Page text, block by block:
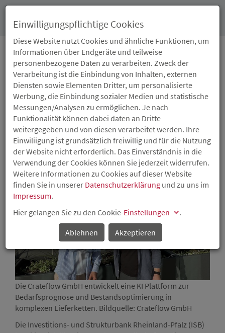
13.04.2026
ISB BETEILIGT SICH AN
DER CRATEFLOW GMBH
AUS WORMS
Optimierung datenbasierter Lieferkettenplanung mit KI
Die Crateflow GmbH entwickelt eine KI Plattform zur
Bedarfsprognose und Bestandsoptimierung in
komplexen Lieferketten. Bildquelle: Crateflow GmbH
Die Investitions- und Strukturbank Rheinland-Pfalz (ISB)
Einwilligungspflichtige Cookies
Diese Website nutzt Cookies und ähnliche Funktionen, um
Informationen über Endgeräte und teilweise
personenbezogene Daten zu verarbeiten. Zweck der
Verarbeitung ist die Einbindung von Inhalten, externen
Diensten sowie Elementen Dritter, um personalisierte
Werbung, die Einbindung sozialer Medien und statistische
Messungen/Analysen zu ermöglichen. Je nach
Funktionalität können dabei daten an Dritte
weitergegeben und von diesen verarbeitet werden. Ihre
Einwiliigung ist grundsätzlich freiwillig und für die Nutzung
der Website nicht erforderlich. Das Einverständnis in die
Verwendung der Cookies können Sie jederzeit widerrufen.
Weitere Informationen zu Cookies auf dieser Website
finden Sie in unserer Datenschutzerklärung und zu uns im
Impressum.
Hier gelangen Sie zu den Cookie-Einstellungen
.
Ablehnen
Akzeptieren